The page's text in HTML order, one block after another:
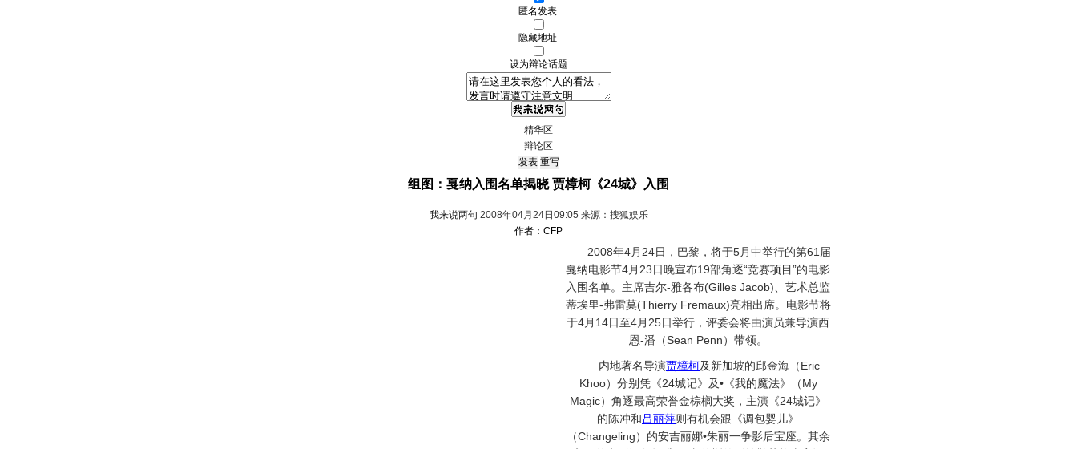
匿名发表
隐藏地址
设为辩论话题
精华区
辩论区
组图：戛纳入围名单揭晓 贾樟柯《24城》入围
我来说两句 2008年04月24日09:05 来源：搜狐娱乐
作者：CFP
2008年4月24日，巴黎，将于5月中举行的第61届
戛纳电影节4月23日晚宣布19部角逐“竞赛项目”的电影
入围名单。主席吉尔-雅各布(Gilles Jacob)、艺术总监
蒂埃里-弗雷莫(Thierry Fremaux)亮相出席。电影节将
于4月14日至4月25日举行，评委会将由演员兼导演西
恩-潘（Sean Penn）带领。
内地著名导演贾樟柯及新加坡的邱金海（Eric
Khoo）分别凭《24城记》及•《我的魔法》（My
Magic）角逐最高荣誉金棕榈大奖，主演《24城记》
的陈冲和吕丽萍则有机会跟《调包婴儿》
（Changeling）的安吉丽娜•朱丽一争影后宝座。其余